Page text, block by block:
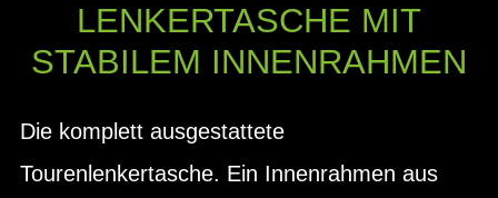
LENKERTASCHE MIT
STABILEM INNENRAHMEN
Die komplett ausgestattete
Tourenlenkertasche. Ein Innenrahmen aus